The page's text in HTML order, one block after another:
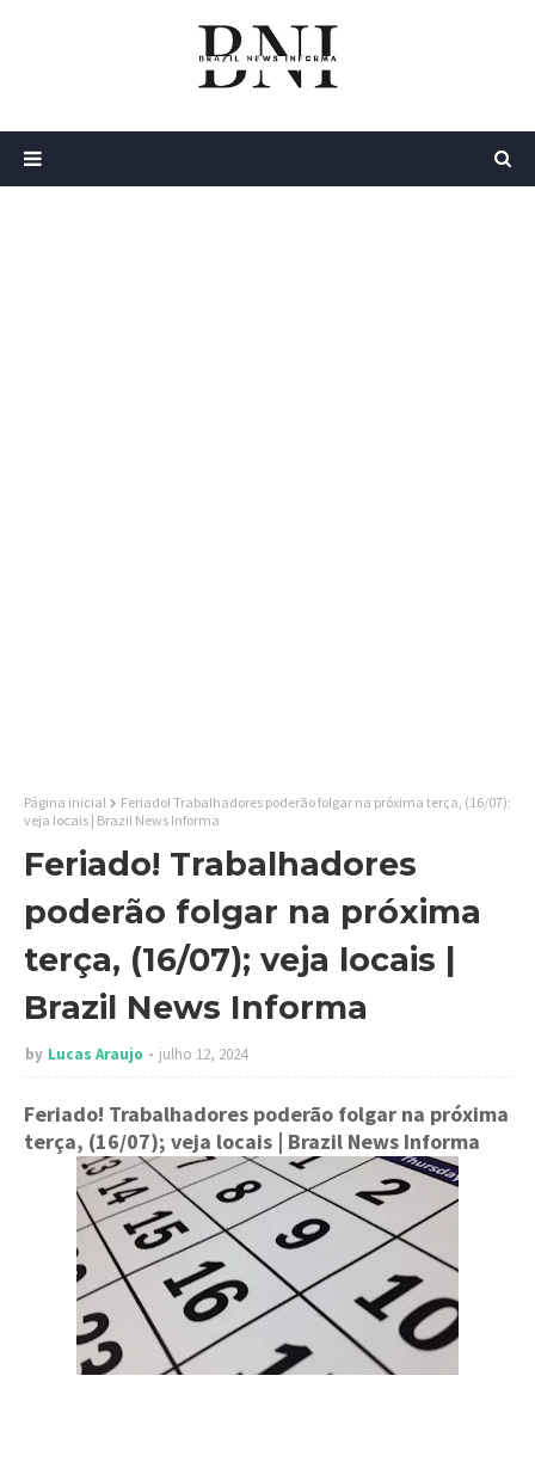
Página inicial
Feriado! Trabalhadores poderão folgar na próxima terça, (16/07);
veja locais | Brazil News Informa
Feriado! Trabalhadores
poderão folgar na próxima
terça, (16/07); veja locais |
Brazil News Informa
by Lucas Araujo julho 12, 2024
Feriado! Trabalhadores poderão folgar na próxima
terça, (16/07); veja locais | Brazil News Informa